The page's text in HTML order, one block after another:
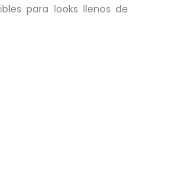
para looks llenos de